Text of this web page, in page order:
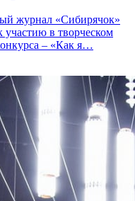
журнал «Сибирячок»
в творческом
– «Как я…